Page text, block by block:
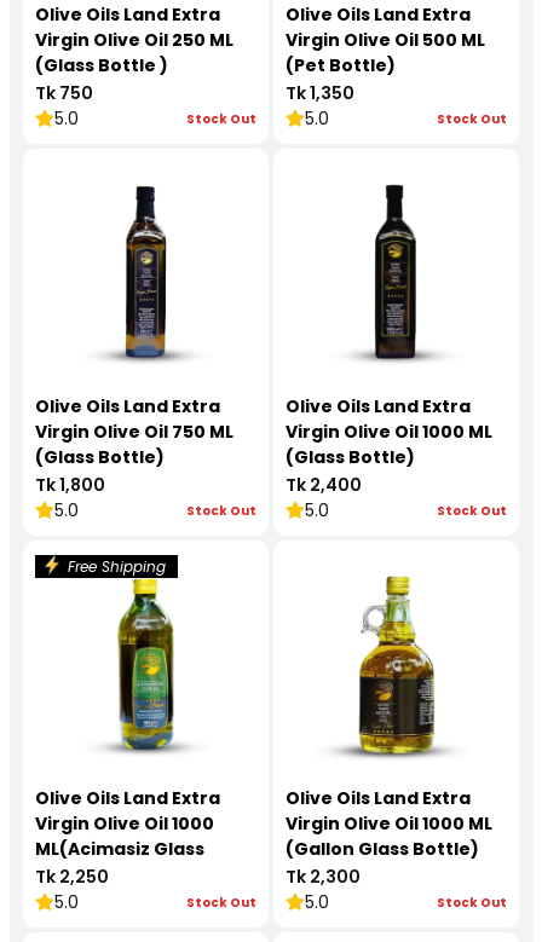
Olive Oils Land Extra
Virgin Olive Oil 250 ML
(Glass Bottle )
Tk 750
5.0
Stock Out
Olive Oils Land Extra
Virgin Olive Oil 500 ML
(Pet Bottle)
Tk 1,350
5.0
Stock Out
Olive Oils Land Extra
Virgin Olive Oil 750 ML
(Glass Bottle)
Tk 1,800
5.0
Stock Out
Olive Oils Land Extra
Virgin Olive Oil 1000 ML
(Glass Bottle)
Tk 2,400
5.0
Stock Out
Free Shipping
Olive Oils Land Extra
Virgin Olive Oil 1000
ML(Acimasiz Glass
Bottle)
Tk 2,250
5.0
Stock Out
Olive Oils Land Extra
Virgin Olive Oil 1000 ML
(Gallon Glass Bottle)
Tk 2,300
5.0
Stock Out